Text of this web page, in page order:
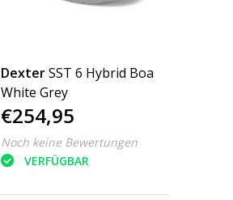
DexterSST 6 Hybrid Boa
White Grey
€254,95
Noch keine Bewertungen
VERFÜGBAR